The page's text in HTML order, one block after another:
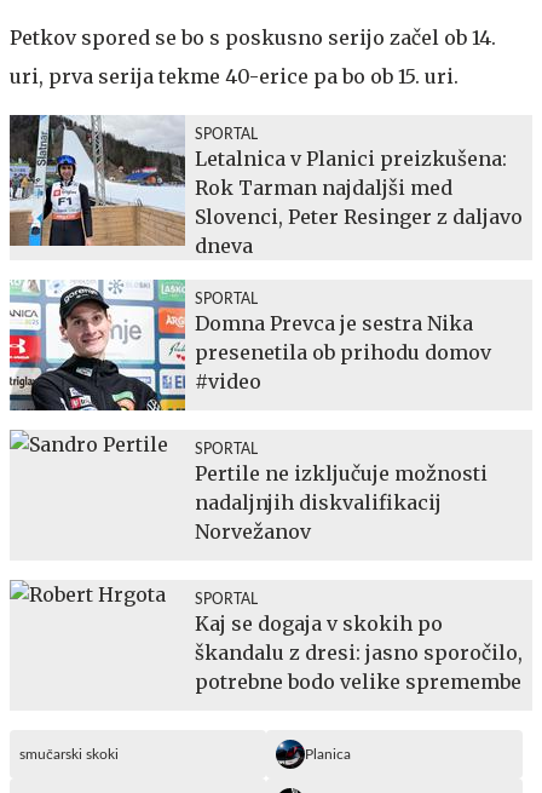
Petkov spored se bo s poskusno serijo začel ob 14.
uri, prva serija tekme 40-erice pa bo ob 15. uri.
SPORTAL
Letalnica v Planici preizkušena:
Rok Tarman najdaljši med
Slovenci, Peter Resinger z daljavo
dneva
SPORTAL
Domna Prevca je sestra Nika
presenetila ob prihodu domov
#video
SPORTAL
Pertile ne izključuje možnosti
nadaljnjih diskvalifikacij
Norvežanov
SPORTAL
Kaj se dogaja v skokih po
škandalu z dresi: jasno sporočilo,
potrebne bodo velike spremembe
smučarski skoki Planica